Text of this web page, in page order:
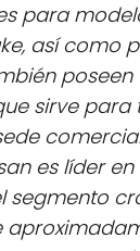
para
así como
sirve para
es líder
segmento